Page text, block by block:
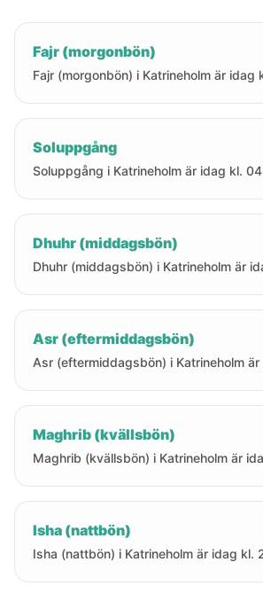
Fajr (morgonbön)
Fajr (morgonbön) i Katrineholm är idag
Soluppgång
Soluppgång i Katrineholm är idag kl.
Dhuhr (middagsbön)
Dhuhr (middagsbön) i Katrineholm är
Asr (eftermiddagsbön)
Asr (eftermiddagsbön) i Katrineholm är
Maghrib (kvällsbön)
Maghrib (kvällsbön) i Katrineholm är
Isha (nattbön)
Isha (nattbön) i Katrineholm är idag kl.